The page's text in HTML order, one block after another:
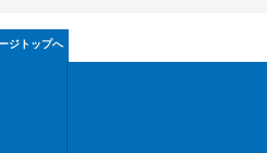
ジトップへ